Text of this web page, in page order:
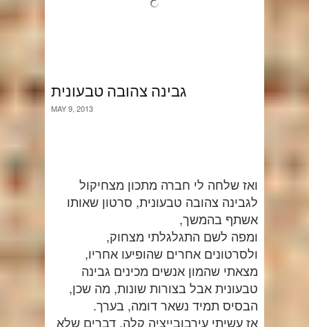
גבינה צהובה טבעונית
MAY 9, 2013
ואז שלחה לי חברה מתכון מצחיקול
לגבינה צהובה טבעונית, סרטון שאותו
אשתף בהמשך,
ומפה לשם התגלגלתי מצחוק,
ולסרטונים אחרים שהופיעו אחריו,
מצאתי שהמון אנשים מכינים גבינה
טבעונית אבל בצורות שונות, מה שכן,
הבסיס תמיד נשאר דומה, בערך.
אז עשיתי עירבובייציה קלה, דברים שלא